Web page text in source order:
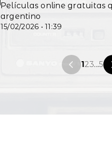
15/02/2026 • 11:39
Películas online gratuitas
argentino
123...5